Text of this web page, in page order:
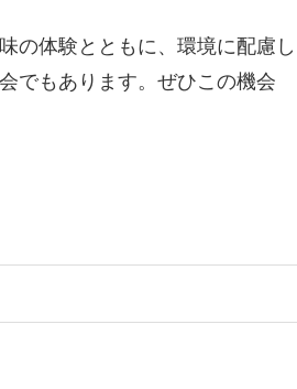
の体験とともに、環境に配慮し
でもあります。ぜひこの機会